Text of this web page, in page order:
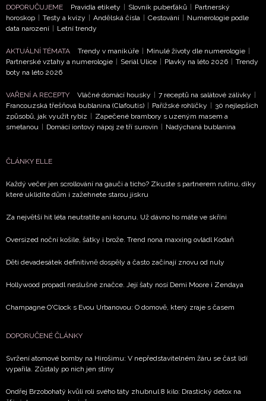
NEWSLETTER
ODESLAT
Přihlášením k newsletteru souhlasíte s
podmínkami společnosti BurdaMedia Extra s.r.o.a
potvrzujete, že jste se seznámili seZásadami
ochrany soukromí- BurdaMedia Extra s.r.o. bude s
Vašimi údaji pracovat zejména k organizaci a
informace od našich partnerů? Pokud souhlasíte se
zpracováním údajů k tomuto účelu podle
DOPORUČUJEME Pravidla etikety Slovník puberťáků
Partnerský
horoskop
Testy a kvízy Andělská čísla Cestování
Numerologie podle
data narození
Letní trendy
AKTUÁLNÍ TÉMATA Trendy v manikúře Minulé životy dle numerologie
Partnerské vztahy a numerologie
Seriál Ulice Plavky na léto 2026
Trendy
boty na léto 2026
VAŘENÍ A RECEPTY Vláčné domácí housky 7 receptů na salátové zálivky
Francouzská třešňová bublanina (Clafoutis)
Pařížské rohlíčky
30 nejlepších
způsobů, jak využít rybíz
Zapečené brambory s uzeným masem a
smetanou
Domácí iontový nápoj ze tří surovin Nadýchaná bublanina
ČLÁNKY ELLE
Každý večer jen scrollování na gauči a ticho? Zkuste s partnerem rutinu, díky
které uklidíte dům i zažehnete starou jiskru
Za největší hit léta neutratíte ani korunu. Už dávno ho máte ve skříni
Oversized noční košile, šátky i brože. Trend nona maxxing ovládl Kodaň
Děti devadesátek definitivně dospěly a často začínají znovu od nuly
Hollywood propadl neslušné značce. Její šaty nosí Demi Moore i Zendaya
Champagne O'Clock s Evou Urbanovou: O domově, který zraje s časem
DOPORUČENÉ ČLÁNKY
Svržení atomové bomby na Hirošimu: V nepředstavitelném žáru se část lidí
vypařila. Zůstaly po nich jen stíny
Ondřej Brzobohatý kvůli roli svého táty zhubnul 8 kilo: Drastický detox na